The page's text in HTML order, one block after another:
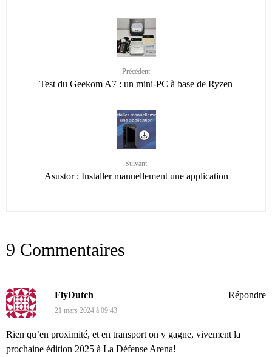
Précédent
Test du Geekom A7 : un mini-PC à base de Ryzen
Suivant
Asustor : Installer manuellement une application
9 Commentaires
FlyDutch
21 mars 2024 à 09:43
Rien qu’en proximité, et en transport on y gagne, vivement la
prochaine édition 2025 à La Défense Arena!
Répondre